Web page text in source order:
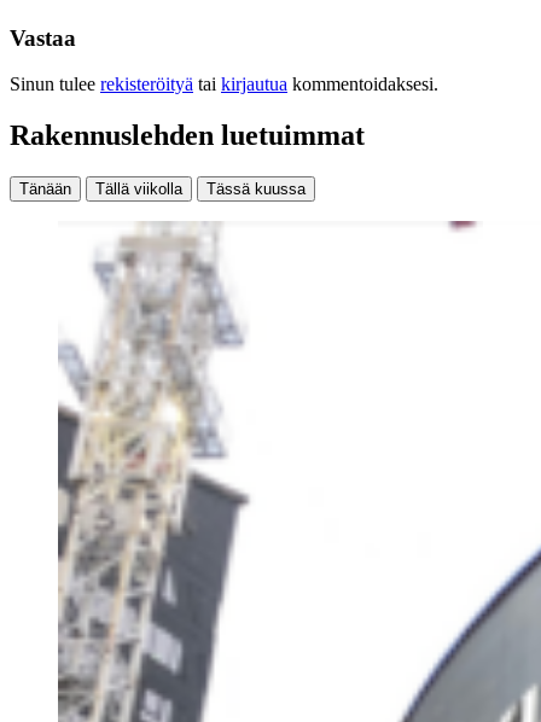
Vastaa
Sinun tulee rekisteröityä tai kirjautua kommentoidaksesi.
Rakennuslehden luetuimmat
Tänään Tällä viikolla Tässä kuussa